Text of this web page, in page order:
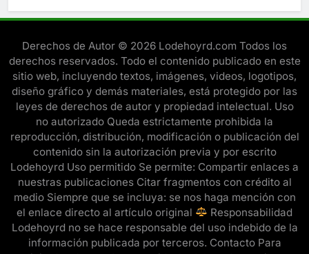
Derechos de Autor © 2026 Lodehoyrd.com Todos los
derechos reservados. Todo el contenido publicado en este
sitio web, incluyendo textos, imágenes, videos, logotipos,
diseño gráfico y demás materiales, está protegido por las
leyes de derechos de autor y propiedad intelectual. Uso
no autorizado Queda estrictamente prohibida la
reproducción, distribución, modificación o publicación del
contenido sin la autorización previa y por escrito
Lodehoyrd Uso permitido Se permite: Compartir enlaces a
nuestras publicaciones Citar fragmentos con crédito al
medio Siempre que se incluya: se nos haga mención con
el enlace directo al artículo original
Responsabilidad
Lodehoyrd no se hace responsable del uso indebido de la
información publicada por terceros. Contacto Para